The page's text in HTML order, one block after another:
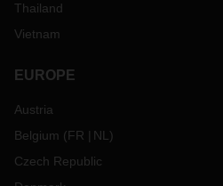
Thailand
Vietnam
EUROPE
Austria
Belgium (FR NL )
Czech Republic